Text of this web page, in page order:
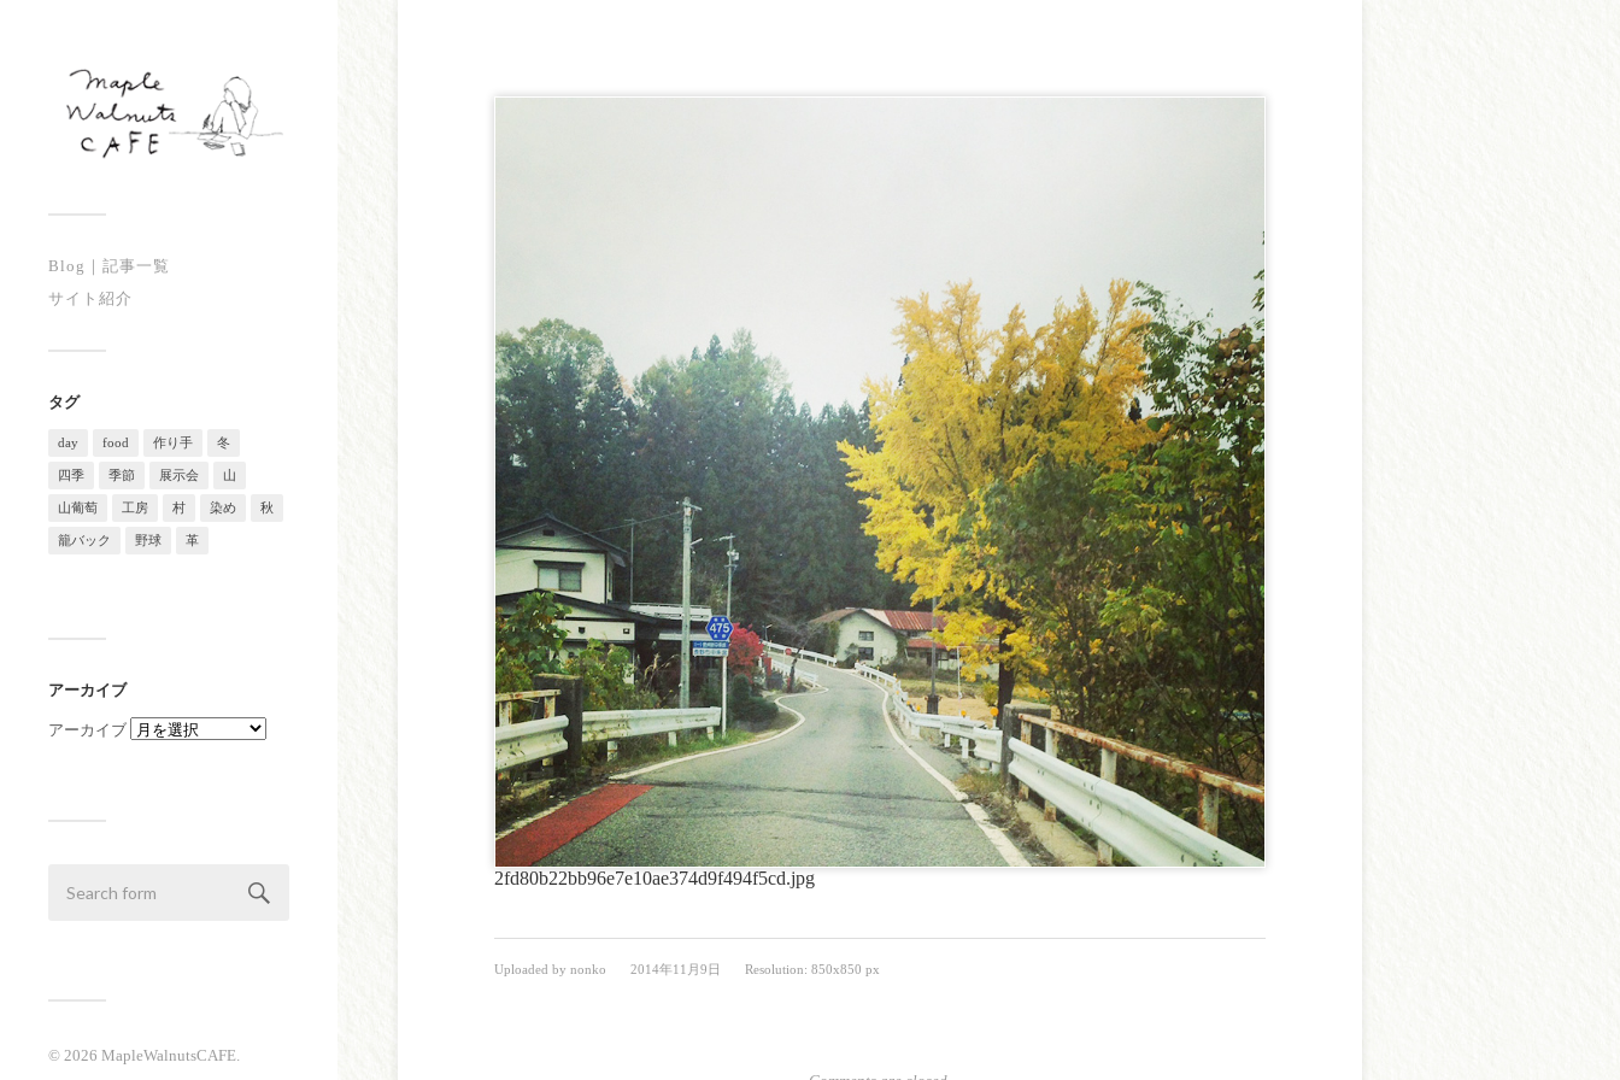
Blog｜記事一覧
サイト紹介
タグ
day food 作り手 冬
四季 季節 展示会 山
山葡萄 工房 村 染め 秋
籠バック 野球 革
アーカイブ
アーカイブ
© 2026 MapleWalnutsCAFE.
2fd80b22bb96e7e10ae374d9f494f5cd.jpg
Uploaded by nonko 2014年11月9日 Resolution: 850x850 px